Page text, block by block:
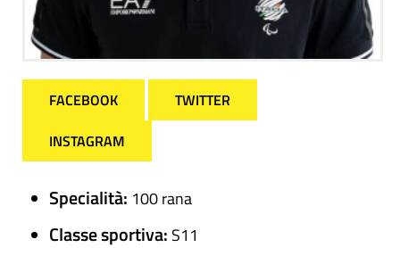
FACEBOOK
TWITTER
INSTAGRAM
Specialità: 100 rana
Classe sportiva: S11